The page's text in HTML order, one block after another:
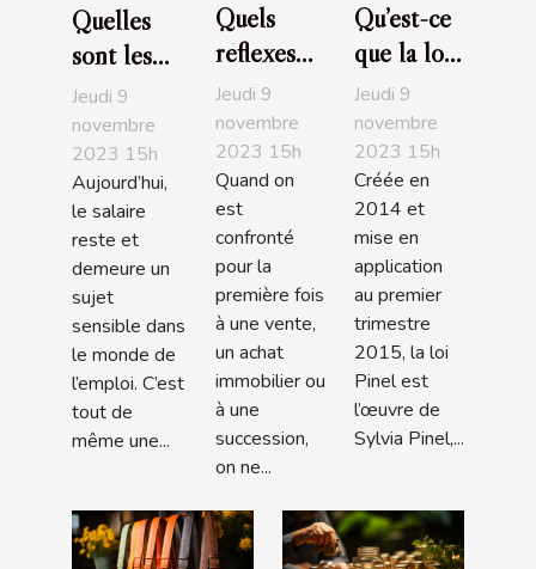
Quelles
sont les
entreprises
les plus
généreuses
en France
en 2019?
Jeudi 9
novembre
2023 15h
Aujourd’hui,
le salaire
reste et
demeure un
sujet
sensible dans
le monde de
l’emploi. C’est
tout de
même une...
Quels
réflexes
avoir
quand on
est à la
recherche
d’un bon
notaire ?
Jeudi 9
novembre
2023 15h
Quand on
est
confronté
pour la
première fois
à une vente,
un achat
immobilier ou
à une
succession,
on ne...
Qu’est-ce
que la loi
Pinel ?
L'essentiel
à savoir
Jeudi 9
novembre
2023 15h
Créée en
2014 et
mise en
application
au premier
trimestre
2015, la loi
Pinel est
l’œuvre de
Sylvia Pinel,...